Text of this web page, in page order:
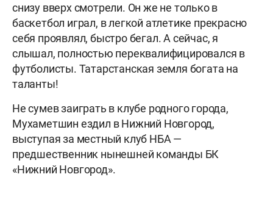
снизу вверх смотрели. Он же не только в
баскетбол играл, в легкой атлетике прекрасно
себя проявлял, быстро бегал. А сейчас, я
слышал, полностью переквалифицировался в
футболисты. Татарстанская земля богата на
таланты!
Не сумев заиграть в клубе родного города,
Мухаметшин ездил в Нижний Новгород,
выступая за местный клуб НБА —
предшественник нынешней команды БК
«Нижний Новгород».